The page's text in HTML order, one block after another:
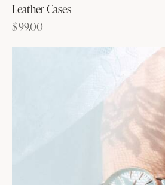
Leather Cases
$99.00